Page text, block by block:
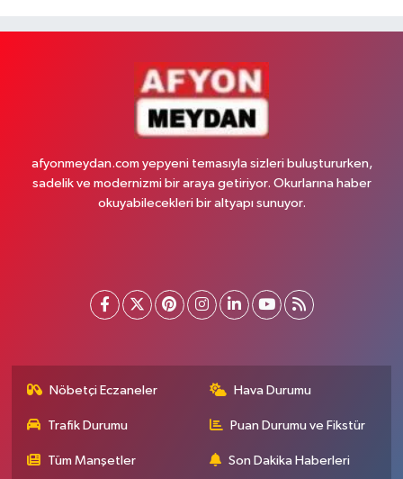
afyonmeydan.com yepyeni temasıyla sizleri buluştururken,
sadelik ve modernizmi bir araya getiriyor. Okurlarına haber
okuyabilecekleri bir altyapı sunuyor.
Nöbetçi Eczaneler Hava Durumu
Trafik Durumu Puan Durumu ve Fikstür
Tüm Manşetler Son Dakika Haberleri